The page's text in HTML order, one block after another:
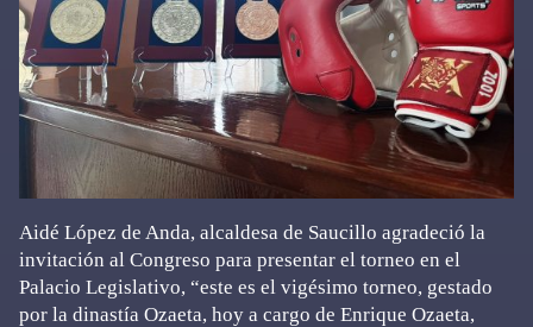
Aidé López de Anda, alcaldesa de Saucillo agradeció la
invitación al Congreso para presentar el torneo en el
Palacio Legislativo, “este es el vigésimo torneo, gestado
por la dinastía Ozaeta, hoy a cargo de Enrique Ozaeta,